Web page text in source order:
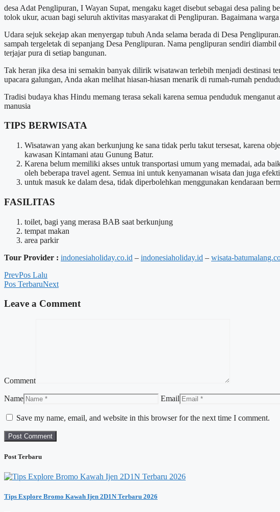
desa Adat Penglipuran, I Wayan Supat, mengaku kaget disebut sebagai desa
tolok ukur, acuan bagi seluruh aktivitas masyarakat di Penglipuran. Bagaimana
Udara sejuk sekejap akan menyergap tubuh Anda selama berada di Desa
sampah tergeletak di sepanjang Desa Penglipuran. Nama penglipuran sendiri
terjajar pura di setiap bangunan.
Tak heran jika desa ini semakin banyak dilirik wisatawan terlebih menjadi destinasi
upacara galungan, Anda akan melihat hiasan-hiasan menarik di rumah-rumah
Tradisi budaya khas Hindu memang terasa sekali karena semua penduduk
manusia
TIPS BERWISATA
Wisatawan yang akan berkunjung ke sana tidak perlu takut tersesat, karena
kawasan Kintamani atau Gunung Batur.
Karena belum memiliki akses untuk transportasi umum yang memadai, ada
oleh beberapa travel agent. Semua ini untuk kenyamanan wisata dan juga
untuk masuk ke dalam desa, tidak diperbolehkan menggunakan kendaraan
FASILITAS
toilet, bagi yang merasa BAB saat berkunjung
tempat makan
area parkir
Tour Provider : indonesiaholiday.co.id – indonesiaholiday.id – wisata-
PrevPos Lalu
Pos TerbaruNext
Leave a Comment
Comment
Name Email
Save my name, email, and website in this browser for the next time I comment.
Post Terbaru
Tips Explore Bromo Kawah Ijen 2D1N Terbaru 2026